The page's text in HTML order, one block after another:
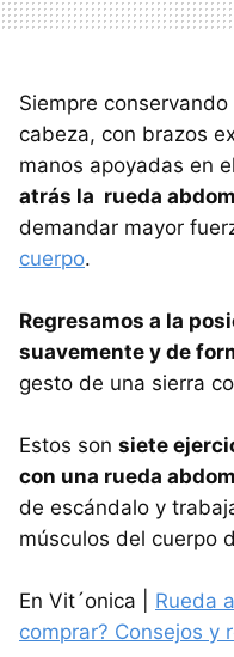
Siempre
cabeza, con brazos
manos apoyadas en
atrás la rueda
demandar mayor
cuerpo.
Regresamos a la
suavemente y de
gesto de una sierra
Estos son siete
con una rueda
de escándalo y
músculos del cuerpo
En Vit´onica | Rueda
comprar? Consejos y